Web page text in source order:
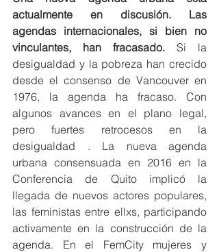
actualmente en discusión. Las
agendas internacionales, si bien no
vinculantes, han fracasado. Si la
desigualdad y la pobreza han crecido
desde el consenso de Vancouver en
1976, la agenda ha fracaso. Con
algunos avances en el plano legal,
pero fuertes retrocesos en la
desigualdad . La nueva agenda
urbana consensuada en 2016 en la
Conferencia de Quito implicó la
llegada de nuevos actores populares,
las feministas entre ellxs, participando
activamente en la construcción de la
agenda. En el FemCity mujeres y